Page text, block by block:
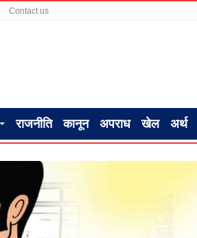
Contact us
राजनीति कानून अपराध खेल अर्थ